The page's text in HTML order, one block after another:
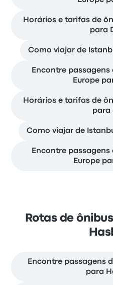
Horários e tarifas de
para
Como viajar de
Encontre passagens
Europe
Horários e tarifas de
para
Como viajar de
Encontre passagens
Europe
Rotas de
Encontre passagens
para